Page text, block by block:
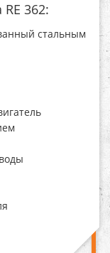
362:
стальным